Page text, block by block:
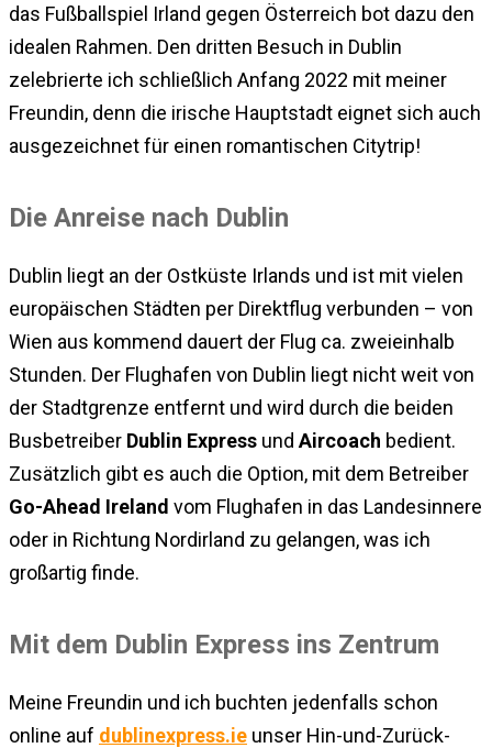
das Fußballspiel Irland gegen Österreich bot dazu den
idealen Rahmen. Den dritten Besuch in Dublin
zelebrierte ich schließlich Anfang 2022 mit meiner
Freundin, denn die irische Hauptstadt eignet sich auch
ausgezeichnet für einen romantischen Citytrip!
Die Anreise nach Dublin
Dublin liegt an der Ostküste Irlands und ist mit vielen
europäischen Städten per Direktflug verbunden – von
Wien aus kommend dauert der Flug ca. zweieinhalb
Stunden. Der Flughafen von Dublin liegt nicht weit von
der Stadtgrenze entfernt und wird durch die beiden
Busbetreiber Dublin Express und Aircoach bedient.
Zusätzlich gibt es auch die Option, mit dem Betreiber
Go-Ahead Ireland vom Flughafen in das Landesinnere
oder in Richtung Nordirland zu gelangen, was ich
großartig finde.
Mit dem Dublin Express ins Zentrum
Meine Freundin und ich buchten jedenfalls schon
online auf dublinexpress.ie unser Hin-und-Zurück-